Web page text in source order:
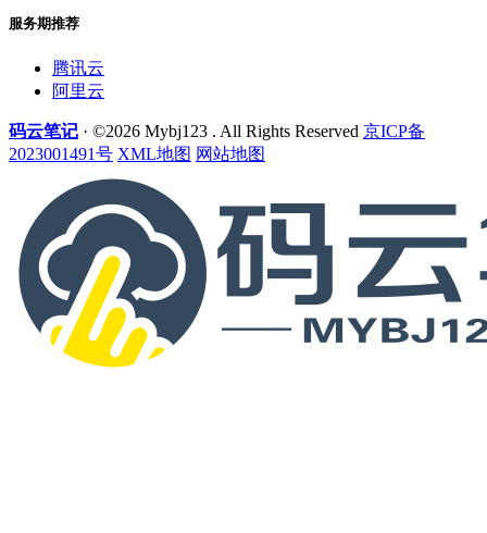
服务期推荐
腾讯云
阿里云
码云笔记 · ©2026 Mybj123 . All Rights Reserved 京ICP备
2023001491号 XML地图 网站地图